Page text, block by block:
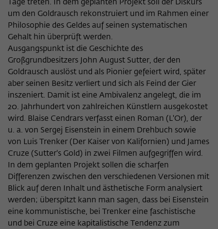
Tage treten. In dem geplanten Projekt soll der Diskurs
um den Goldrausch rekonstruiert und im Rahmen einer
Philosophie des Geldes auf seinen systematischen
Gehalt hin überprüft werden.
Ausgangspunkt ist die Geschichte des
Großgrundbesitzers John August Sutter, der den
Goldrausch auslöst und als Pionier gefeiert wird, später
aber seinen Besitz verliert und sich als Feind der Gier
inszeniert. Damit ist eine Ambivalenz angelegt, die im
20. Jahrhundert von zahlreichen Künstlern ausgekostet
wird. Blaise Cendrars verfasst einen Roman (L'Or), der
u. a. von Sergej Eisenstein in einem Drehbuch sowie
von Luis Trenker (Der Kaiser von Kalifornien) und James
Cruze (Sutter's Gold) in zwei Filmen aufgegriffen wird.
In dem geplanten Projekt sollen die scharfen
Differenzen zwischen den verschiedenen Versionen mit
Blick auf deren Inhalt und ästhetische Form analysiert
werden; überspitzt kann man sagen, dass bei Eisenstein
eine kommunistische, bei Trenker eine faschistische
und bei Cruze eine kapitalistische Tendenz zum
Zweck
der/die Besucher:in durch eine Verlinkung
auf wiko-berlin.de weitergeleitet wurde.
Name _pk_ses
Anbieter Matomo
Laufzeit 30 Minuten
Zweck
Dieses kurzlebige Cookie wird dazu
verwendet, vorübergehend Daten über
den aktuellen Aufenthalt des Besuchs auf
der Webseite des Wissenschaftskollegs
zu speichern.
können